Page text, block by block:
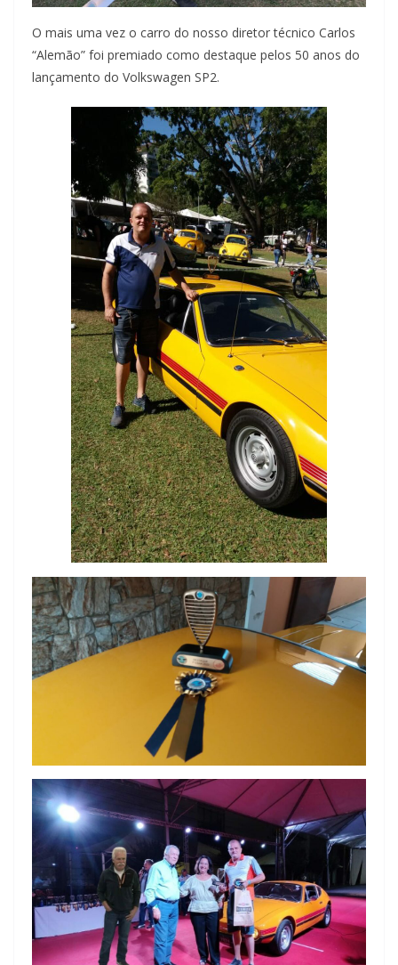
O mais uma vez o carro do nosso diretor técnico Carlos
“Alemão” foi premiado como destaque pelos 50 anos do
lançamento do Volkswagen SP2.